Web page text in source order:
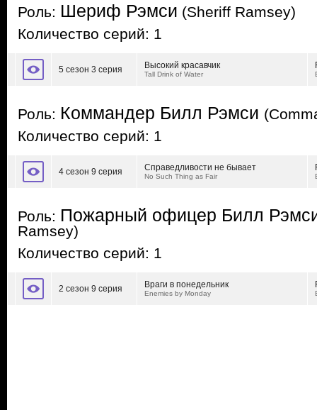
Роль: Шериф Рэмси (Sheriff Ramsey)
Количество серий: 1
5 сезон 3 серия Высокий красавчик
Tall Drink of Water
Роль: Коммандер Билл Рэмси
Количество серий: 1
4 сезон 9 серия Справедливости не бывает
No Such Thing as Fair
Роль: Пожарный офицер Билл
Ramsey)
Количество серий: 1
2 сезон 9 серия Враги в понедельник
Enemies by Monday